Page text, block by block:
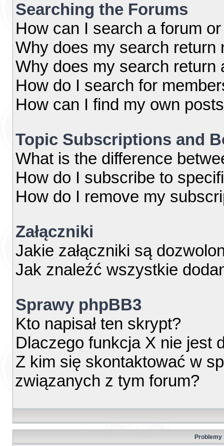
Searching the Forums
How can I search a forum
Why does my search return
Why does my search return
How do I search for
How can I find my own
Topic Subscriptions and
What is the difference
How do I subscribe to
How do I remove my
Załączniki
Jakie załączniki są
Jak znaleźć wszystkie
Sprawy phpBB3
Kto napisał ten skrypt?
Dlaczego funkcja X nie jest
Z kim się skontaktować w
związanych z tym forum?
Problemy